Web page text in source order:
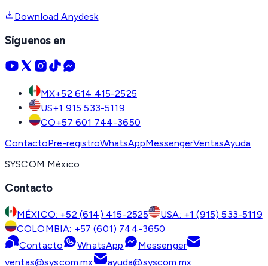
Download Anydesk
Síguenos en
MX+52 614 415-2525
US+1 915 533-5119
CO+57 601 744-3650
ContactoPre-registroWhatsAppMessengerVentasAyuda
SYSCOM México
Contacto
MÉXICO: +52 (614) 415-2525
USA: +1 (915) 533-5119
COLOMBIA: +57 (601) 744-3650
Contacto
WhatsApp
Messenger
ventas@syscom.mx
ayuda@syscom.mx